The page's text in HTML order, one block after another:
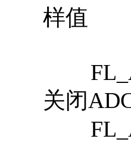
样值
关闭